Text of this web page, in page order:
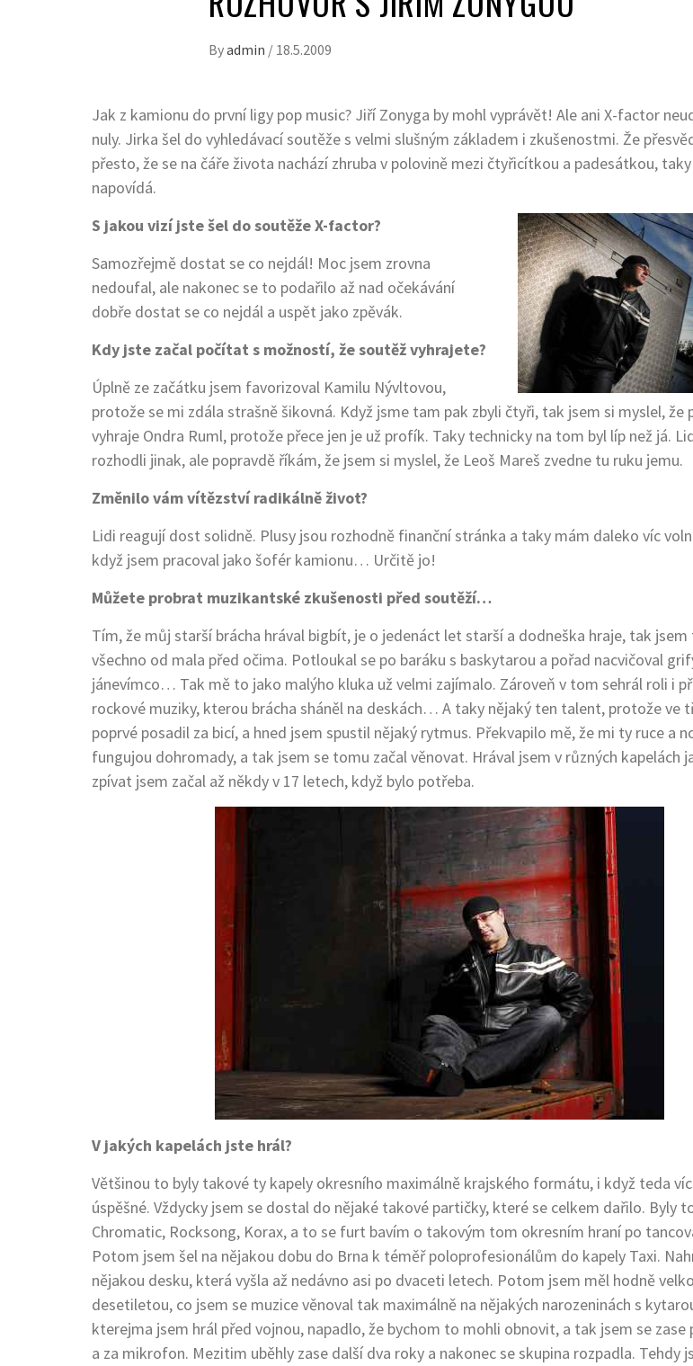
Byadmin / 18.5.2009
Jak z kamionu do první ligy pop music? Jiří Zonyga by mohl vyprávět! Ale ani X-factor
nuly. Jirka šel do vyhledávací soutěže s velmi slušným základem i zkušenostmi. Že
přesto, že se na čáře života nachází zhruba v polovině mezi čtyřicítkou a padesátkou,
napovídá.
S jakou vizí jste šel do soutěže X-factor?
Samozřejmě dostat se co nejdál! Moc jsem zrovna
nedoufal, ale nakonec se to podařilo až nad očekávání
dobře dostat se co nejdál a uspět jako zpěvák.
Kdy jste začal počítat s možností, že soutěž vyhrajete?
Úplně ze začátku jsem favorizoval Kamilu Nývltovou,
protože se mi zdála strašně šikovná. Když jsme tam pak zbyli čtyři, tak jsem si myslel, že
vyhraje Ondra Ruml, protože přece jen je už profík. Taky technicky na tom byl líp než já.
rozhodli jinak, ale popravdě říkám, že jsem si myslel, že Leoš Mareš zvedne tu ruku jemu.
Změnilo vám vítězství radikálně život?
Lidi reagují dost solidně. Plusy jsou rozhodně finanční stránka a taky mám daleko víc
když jsem pracoval jako šofér kamionu… Určitě jo!
Můžete probrat muzikantské zkušenosti před soutěží…
Tím, že můj starší brácha hrával bigbít, je o jedenáct let starší a dodneška hraje, tak
všechno od mala před očima. Potloukal se po baráku s baskytarou a pořad nacvičoval
jánevímco… Tak mě to jako malýho kluka už velmi zajímalo. Zároveň v tom sehrál roli i
rockové muziky, kterou brácha sháněl na deskách… A taky nějaký ten talent, protože ve
poprvé posadil za bicí, a hned jsem spustil nějaký rytmus. Překvapilo mě, že mi ty ruce a
fungujou dohromady, a tak jsem se tomu začal věnovat. Hrával jsem v různých kapelách
zpívat jsem začal až někdy v 17 letech, když bylo potřeba.
V jakých kapelách jste hrál?
Většinou to byly takové ty kapely okresního maximálně krajského formátu, i když teda
úspěšné. Vždycky jsem se dostal do nějaké takové partičky, které se celkem dařilo. Byly
Chromatic, Rocksong, Korax, a to se furt bavím o takovým tom okresním hraní po
Potom jsem šel na nějakou dobu do Brna k téměř poloprofesionálům do kapely Taxi.
nějakou desku, která vyšla až nedávno asi po dvaceti letech. Potom jsem měl hodně
desetiletou, co jsem se muzice věnoval tak maximálně na nějakých narozeninách s
kterejma jsem hrál před vojnou, napadlo, že bychom to mohli obnovit, a tak jsem se zase
a za mikrofon. Mezitim uběhly zase další dva roky a nakonec se skupina rozpadla. Tehdy